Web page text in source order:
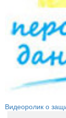
Видеоролик о